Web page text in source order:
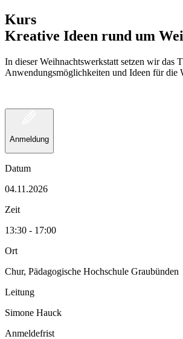
Kurs
Kreative Ideen rund um
In dieser Weihnachtswerkstatt setzen wir das
Anwendungsmöglichkeiten und Ideen für die
Anmeldung
Datum
04.11.2026
Zeit
13:30 - 17:00
Ort
Chur, Pädagogische Hochschule Graubünden
Leitung
Simone Hauck
Anmeldefrist